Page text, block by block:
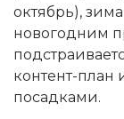
октябрь),
новогодним
контент-план
посадками.